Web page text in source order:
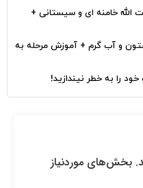
خامنه ای و سیستانی +
و آب گرم + آموزش مرحله به
به خطر نیندازید!
موردنیاز